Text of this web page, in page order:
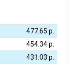
477.65 р.
454.34р.
431.03 р.